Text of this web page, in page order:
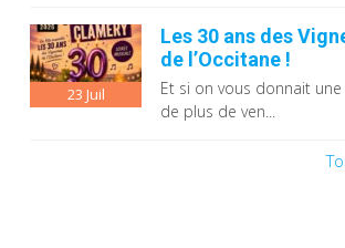
23 Juil
Les 30 ans des
de l’Occitane !
Et si on vous donnait
de plus de ven...